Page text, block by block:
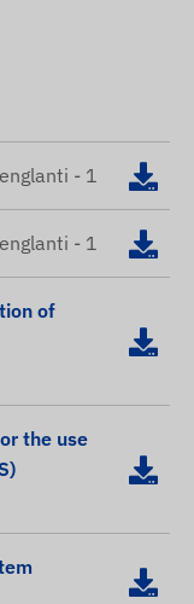
englanti - 1
englanti - 1
of
the use